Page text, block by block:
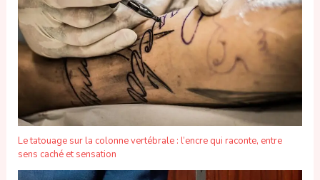
Le tatouage sur la colonne vertébrale : l’encre qui raconte, entre
sens caché et sensation